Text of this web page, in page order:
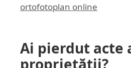
ortofotoplan online
Ai pierdut acte
proprietății?